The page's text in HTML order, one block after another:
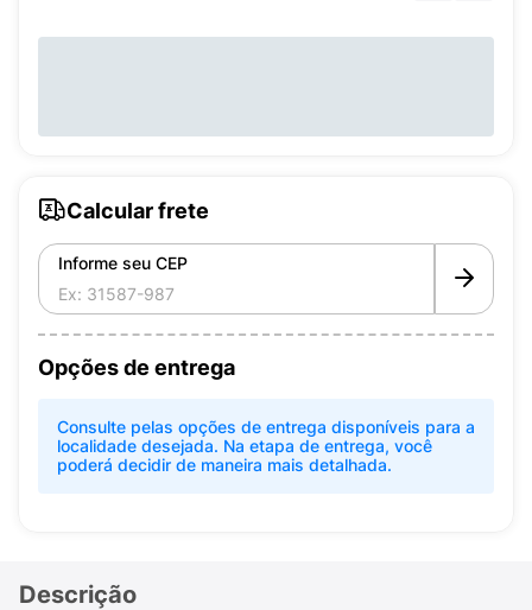
Calcular frete
Informe seu CEP
Opções de entrega
Consulte pelas opções de entrega disponíveis para a
localidade desejada. Na etapa de entrega, você
poderá decidir de maneira mais detalhada.
Descrição